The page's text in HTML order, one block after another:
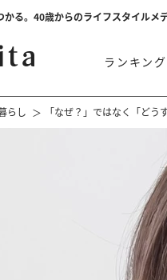
かる。40歳からのライフスタイルメ
ランキング
らし 「なぜ？」ではなく「ど